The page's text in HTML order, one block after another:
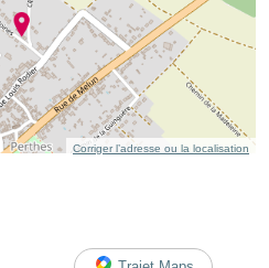
Corriger l’adresse ou la localisation